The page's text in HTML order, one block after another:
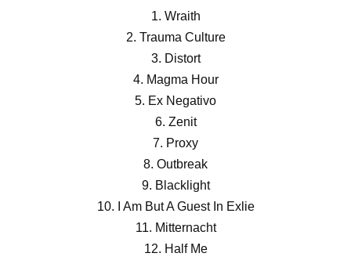
1. Wraith
2. Trauma Culture
3. Distort
4. Magma Hour
5. Ex Negativo
6. Zenit
7. Proxy
8. Outbreak
9. Blacklight
10. I Am But A Guest In Exlie
11. Mitternacht
12. Half Me